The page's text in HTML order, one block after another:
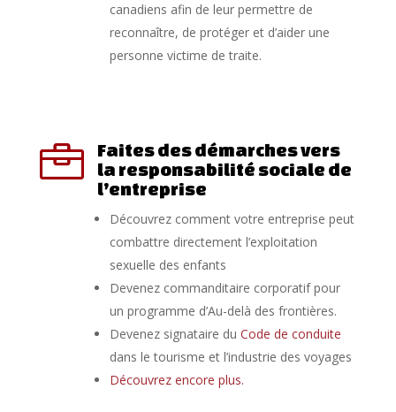
canadiens afin de leur permettre de
reconnaître, de protéger et d’aider une
personne victime de traite.

Faites des démarches vers
la responsabilité sociale de
l’entreprise
Découvrez comment votre entreprise peut
combattre directement l’exploitation
sexuelle des enfants
Devenez commanditaire corporatif pour
un programme d’Au-delà des frontières.
Devenez signataire du Code de conduite
dans le tourisme et l’industrie des voyages
Découvrez encore plus.